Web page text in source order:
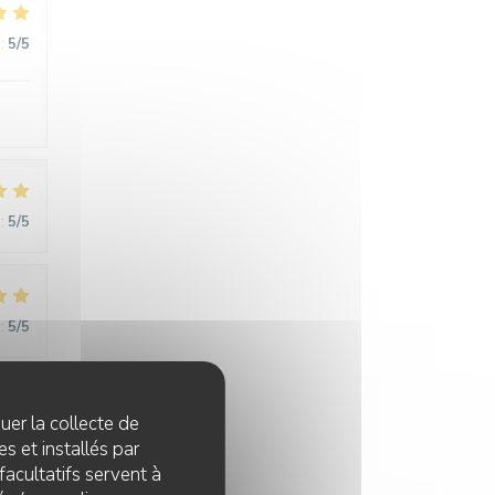
la collecte de
et installés par
servent à
: 5/5
: 5/5
: 5/5
5/5